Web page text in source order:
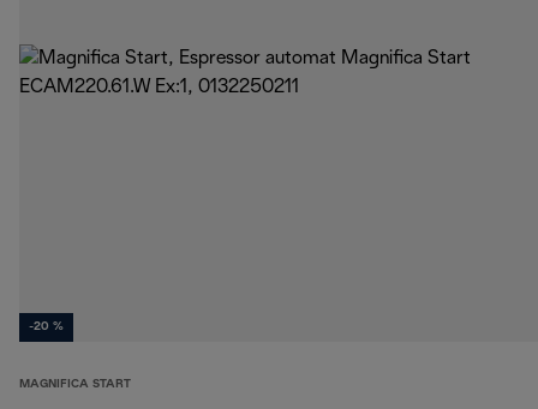
-20 %
MAGNIFICA START